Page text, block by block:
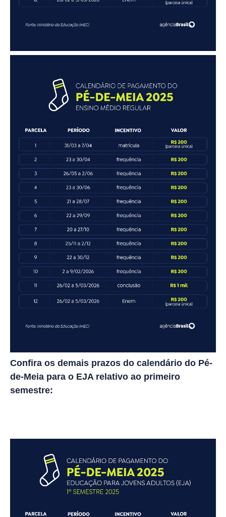
Confira os demais prazos do calendário do Pé-
de-Meia para o EJA relativo ao primeiro
semestre: